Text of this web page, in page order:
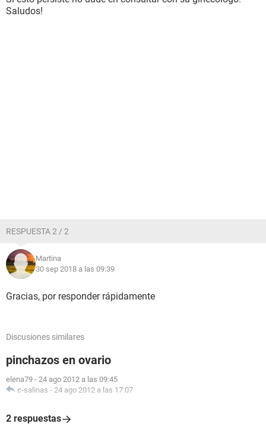
Saludos!
RESPUESTA 2 / 2
Martina
30 sep 2018 a las 09:39
Gracias, por responder rápidamente
Discusiones similares
pinchazos en ovario
elena79 - 24 ago 2012 a las 09:45
c-salinas - 24 ago 2012 a las 17:07
2 respuestas